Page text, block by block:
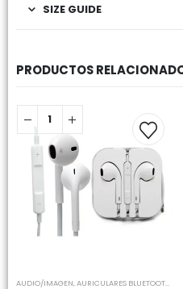
SIZE GUIDE
PRODUCTOS
AUDIO/IMAGEN,AURICULARES BLUETOOTH